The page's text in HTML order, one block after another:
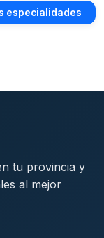
especialidades
tu provincia y
al mejor